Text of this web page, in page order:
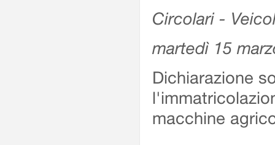
Circolari -
martedì 15
Dichiarazione
macchine